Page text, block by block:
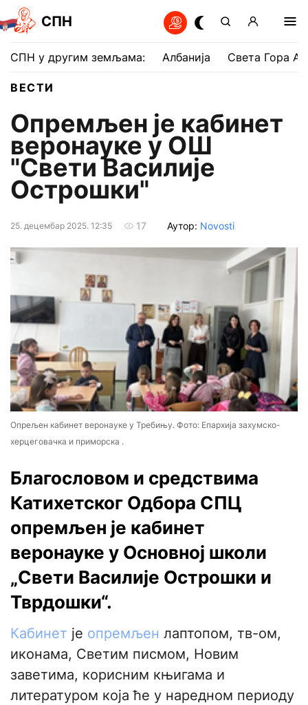
СПН
СПН у другим земљама: Албанија Света Гора
ВЕСТИ
Опремљен је кабинет
веронауке у ОШ
"Свети Василије
Острошки"
25. децембар 2025. 12:35 17 Аутор: Novosti
Опрељен кабинет веронауке у Требињу. Фото: Епархија захумско-
херцеговачка и приморска .
Благословом и средствима
Катихетског Одбора СПЦ
опремљен је кабинет
веронауке у Основној школи
„Свети Василије Острошки и
Тврдошки“.
Кабинет је опремљен лаптопом, тв-ом,
иконама, Светим писмом, Новим
заветима, корисним књигама и
литературом која ће у наредном периоду